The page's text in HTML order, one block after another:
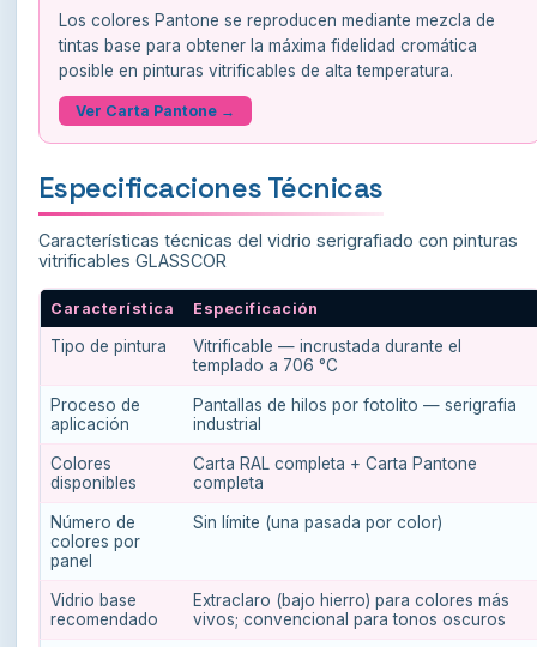
Los colores Pantone se reproducen mediante mezcla de
tintas base para obtener la máxima fidelidad cromática
posible en pinturas vitrificables de alta temperatura.
Ver Carta Pantone →
Especificaciones Técnicas
Características técnicas del vidrio serigrafiado con pinturas
vitrificables GLASSCOR
Característica Especificación
Tipo de pintura
Vitrificable — incrustada durante el
templado a 706 °C
Proceso de
aplicación
Pantallas de hilos por fotolito — serigrafia
industrial
Colores
disponibles
Carta RAL completa + Carta Pantone
completa
Número de
colores por
panel
Sin límite (una pasada por color)
Vidrio base
recomendado
Extraclaro (bajo hierro) para colores más
vivos; convencional para tonos oscuros